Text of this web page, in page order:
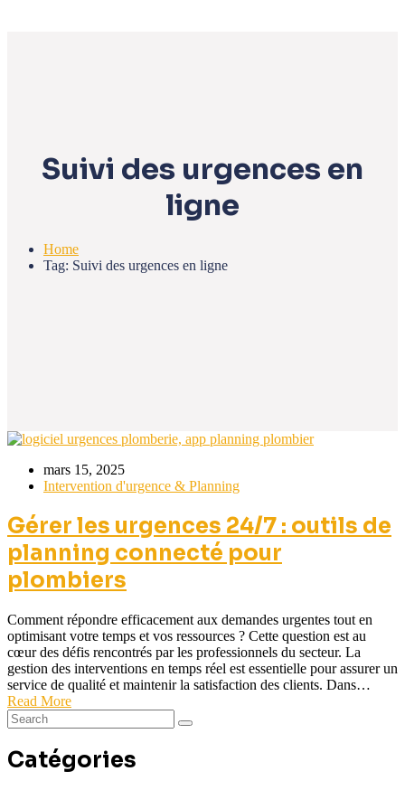
Suivi des urgences en
ligne
Home
Tag: Suivi des urgences en ligne
mars 15, 2025
Intervention d'urgence & Planning
Gérer les urgences 24/7 : outils de
planning connecté pour
plombiers
Comment répondre efficacement aux demandes urgentes tout en
optimisant votre temps et vos ressources ? Cette question est au
cœur des défis rencontrés par les professionnels du secteur. La
gestion des interventions en temps réel est essentielle pour assurer un
service de qualité et maintenir la satisfaction des clients. Dans…
Read More
Catégories